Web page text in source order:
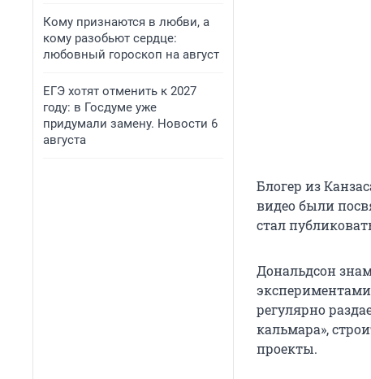
Кому признаются в любви, а
кому разобьют сердце:
любовный гороскоп на август
ЕГЭ хотят отменить к 2027
году: в Госдуме уже
придумали замену. Новости 6
августа
Блогер из
видео были
стал
Дональдсон
регулярно
кальмара»,
проекты.